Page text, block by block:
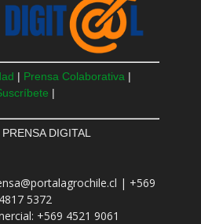
| Prensa Colaborativa |
|
DIGITAL
| +569
4817 5372
+569 4521 9061